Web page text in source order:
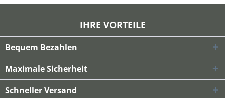
IHRE VORTEILE
Bequem Bezahlen
Maximale Sicherheit
Schneller Versand